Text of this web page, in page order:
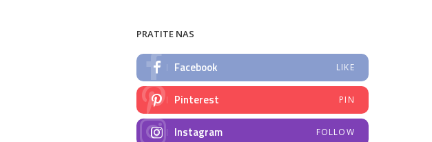
PRATITE NAS
Facebook LIKE
Pinterest PIN
Instagram FOLLOW